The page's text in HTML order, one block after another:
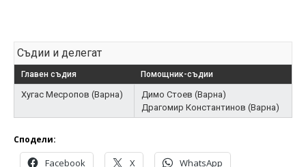
Съдии и делегат
Главен съдия Помощник-съдии
Хугас Месропов (Варна)
Димо Стоев (Варна)
Драгомир Константинов (Варна)
Сподели:
Facebook X WhatsApp